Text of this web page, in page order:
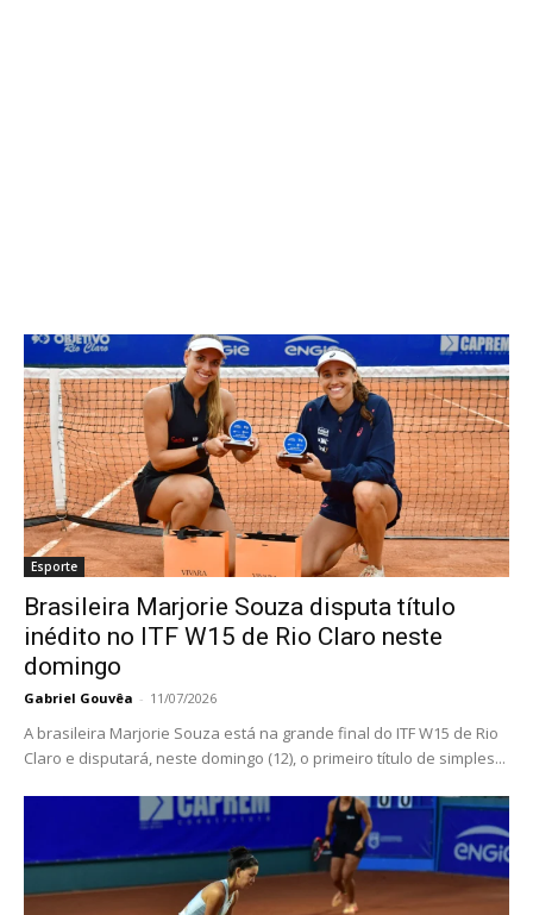
Esporte
Brasileira Marjorie Souza disputa título
inédito no ITF W15 de Rio Claro neste
domingo
Gabriel Gouvêa - 11/07/2026
A brasileira Marjorie Souza está na grande final do ITF W15 de Rio
Claro e disputará, neste domingo (12), o primeiro título de simples...